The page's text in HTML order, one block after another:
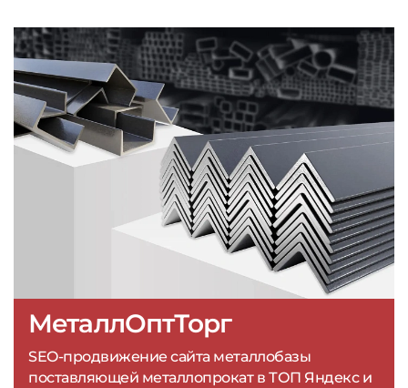
МеталлОптТорг
SEO-продвижение сайта металлобазы
поставляющей металлопрокат в ТОП Яндекс и